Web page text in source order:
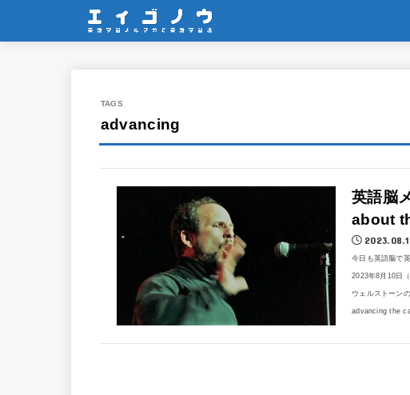
advancing
英語脳
about
今日も英語脳で
2023年8月10日
ウェルストーン
advancing the